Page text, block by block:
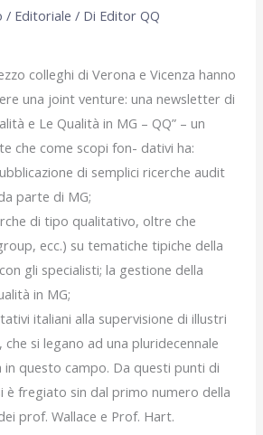
/ Editoriale / Di Editor QQ
colleghi di Verona e Vicenza hanno
una joint venture: una newsletter di
e Le Qualità in MG – QQ” – un
che come scopi fon- dativi ha:
di semplici ricerche audit
parte di MG;
di tipo qualitativo, oltre che
ecc.) su tematiche tipiche della
gli specialisti; la gestione della
in MG;
italiani alla supervisione di illustri
che si legano ad una pluridecennale
questo campo. Da questi punti di
è fregiato sin dal primo numero della
prof. Wallace e Prof. Hart.